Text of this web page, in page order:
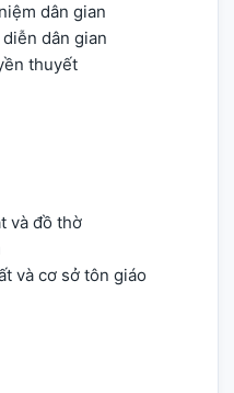
dân gian
dân gian
thuyết
và đồ thờ
và cơ sở tôn giáo